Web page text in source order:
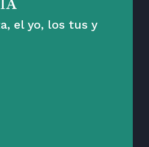
el yo, los tus y